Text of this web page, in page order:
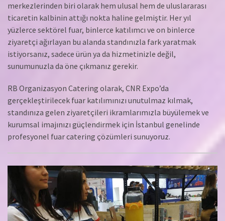
merkezlerinden biri olarak hem ulusal hem de uluslararası
ticaretin kalbinin attığı nokta haline gelmiştir. Her yıl
yüzlerce sektörel fuar, binlerce katılımcı ve on binlerce
ziyaretçi ağırlayan bu alanda standınızla fark yaratmak
istiyorsanız, sadece ürün ya da hizmetinizle değil,
sunumunuzla da öne çıkmanız gerekir.
RB Organizasyon Catering olarak, CNR Expo’da
gerçekleştirilecek fuar katılımınızı unutulmaz kılmak,
standınıza gelen ziyaretçileri ikramlarımızla büyülemek ve
kurumsal imajınızı güçlendirmek için İstanbul genelinde
profesyonel fuar catering çözümleri sunuyoruz.